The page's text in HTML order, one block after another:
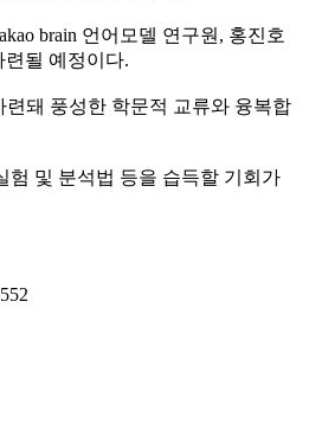
brain 언어모델 연구원, 홍진호
될 예정이다.
돼 풍성한 학문적 교류와 융복합
험 및 분석법 등을 습득할 기회가